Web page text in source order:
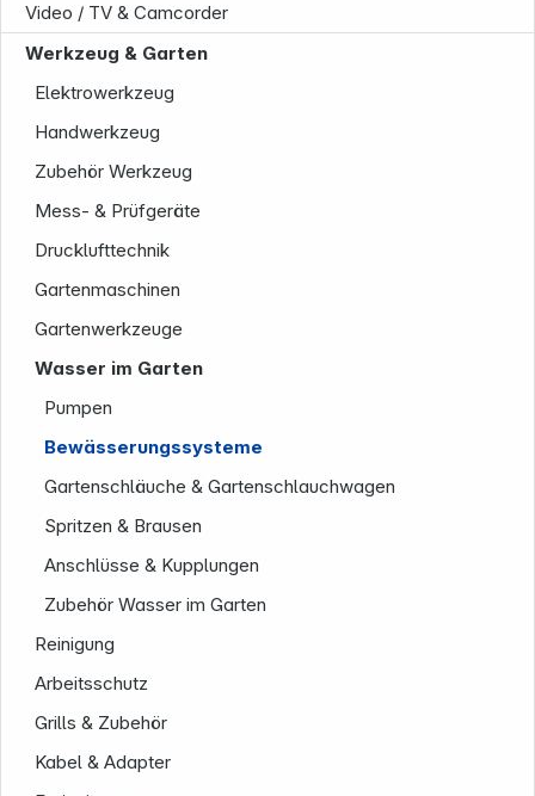
Video / TV & Camcorder
Werkzeug & Garten
Elektrowerkzeug
Handwerkzeug
Zubehör Werkzeug
Mess- & Prüfgeräte
Drucklufttechnik
Gartenmaschinen
Gartenwerkzeuge
Wasser im Garten
Pumpen
Bewässerungssysteme
Gartenschläuche & Gartenschlauchwagen
Spritzen & Brausen
Anschlüsse & Kupplungen
Zubehör Wasser im Garten
Reinigung
Arbeitsschutz
Grills & Zubehör
Kabel & Adapter
Unternehmen
Informationen